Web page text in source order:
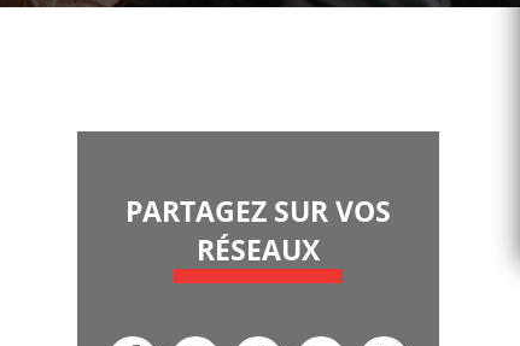
PARTAGEZ SUR VOS
RÉSEAUX